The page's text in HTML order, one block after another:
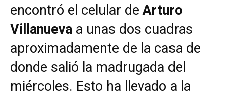
encontró el celular deArturo
Villanueva a unas dos cuadras
aproximadamente de la casa de
donde salió la madrugada del
miércoles. Esto ha llevado a la